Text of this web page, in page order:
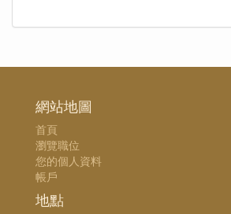
網站地圖
首頁
瀏覽職位
您的個人資料
帳戶
地點